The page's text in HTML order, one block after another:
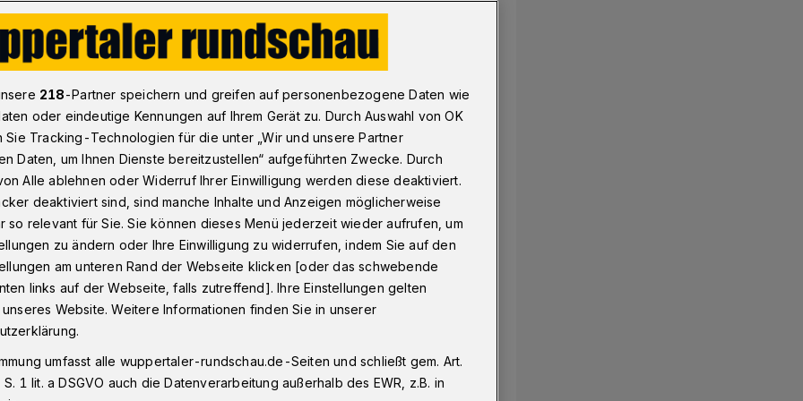
Sinfonieorchester, Spiel- und Sportfest plus Weltmusik
Geburtstag
Spiel- und
Weltmusik
Nachbarschaftsheim wird 75 Jahre alt
(Sonntag) auf dem Platz der
Einrichtungen im Stadtteil Ostersbaum.
218-Partner speichern und greifen auf personenbezogene Daten wie
oder eindeutige Kennungen auf Ihrem Gerät zu. Durch Auswahl von OK
Sie Tracking-Technologien für die unter „Wir und unsere Partner
Daten, um Ihnen Dienste bereitzustellen“ aufgeführten Zwecke. Durch
Alle ablehnen oder Widerruf Ihrer Einwilligung werden diese deaktiviert.
deaktiviert sind, sind manche Inhalte und Anzeigen möglicherweise
so relevant für Sie. Sie können dieses Menü jederzeit wieder aufrufen, um
zu ändern oder Ihre Einwilligung zu widerrufen, indem Sie auf den
am unteren Rand der Webseite klicken [oder das schwebende
links auf der Webseite, falls zutreffend]. Ihre Einstellungen gelten
Website. Weitere Informationen finden Sie in unserer
umfasst alle wuppertaler-rundschau.de-Seiten und schließt gem. Art.
1 lit. a DSGVO auch die Datenverarbeitung außerhalb des EWR, z.B. in